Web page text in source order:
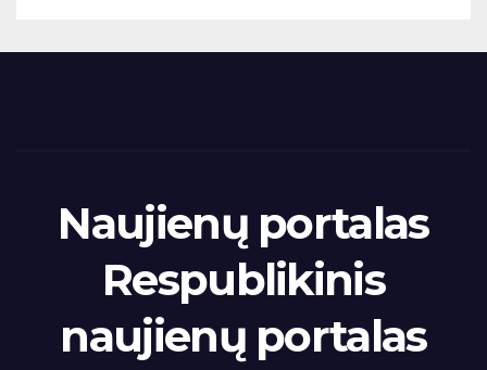
Naujienų portalas
Respublikinis
naujienų portalas